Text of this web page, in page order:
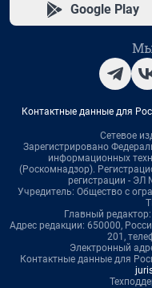
Google Play
Мы
Контактные данные для
Сетевое
Зарегистрировано
информационных
(Роскомнадзор).
регистрации - ЭЛ
Учредитель: Общество с
Главный
Адрес редакции: 650000,
201,
Электронный
Контактные данные для